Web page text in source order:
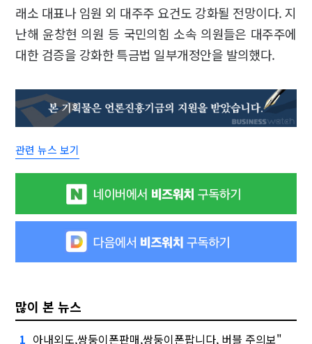
래소 대표나 임원 외 대주주 요건도 강화될 전망이다. 지
난해 윤창현 의원 등 국민의힘 소속 의원들은 대주주에
대한 검증을 강화한 특금법 일부개정안을 발의했다.
관련 뉴스 보기
많이 본 뉴스
1 아내외도,쌍둥이폰판매,쌍둥이폰팝니다, 버블 주의보"